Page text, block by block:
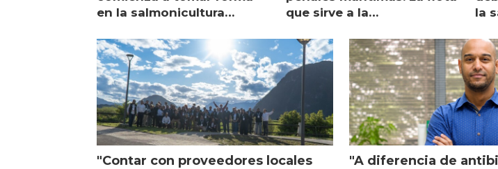
en la salmonicultura
que sirve a la
visión
la
"Contar con proveedores locales
"A diferencia de